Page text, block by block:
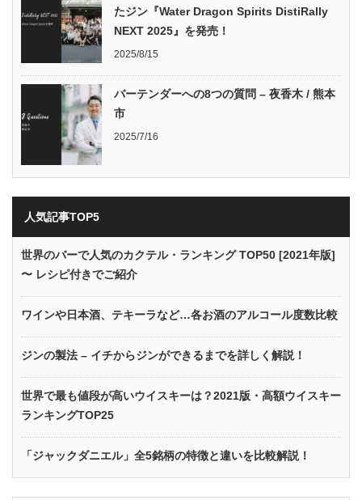
たジン『Water Dragon Spirits DistiRally
NEXT 2025』を発売！
2025/8/15
バーテンダーへの8つの質問 – 夜香木 / 熊本
市
2025/7/16
人気記事TOP5
世界のバーで人気のカクテル・ランキング TOP50 [2021年版]
〜 レシピ付きでご紹介
ワインや日本酒、テキーラなど…各お酒のアルコール度数比較
ジンの製法 – イチからジンができるまでを詳しく解説！
世界で最も値段が高いウイスキーは？2021版・高額ウイスキー
ランキングTOP25
「ジャックダニエル」全5銘柄の特徴と違いを比較解説！